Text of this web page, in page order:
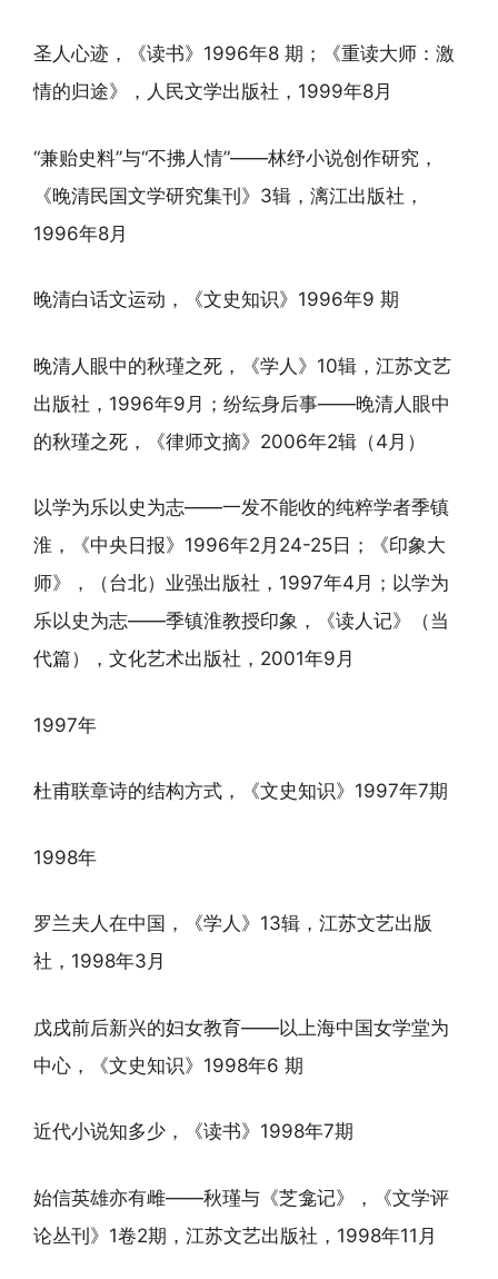
圣人心迹，《读书》1996年8 期；《重读大师：激
情的归途》，人民文学出版社，1999年8月
“兼贻史料”与“不拂人情”——林纾小说创作研究，
《晚清民国文学研究集刊》3辑，漓江出版社，
1996年8月
晚清白话文运动，《文史知识》1996年9 期
晚清人眼中的秋瑾之死，《学人》10辑，江苏文艺
出版社，1996年9月；纷纭身后事——晚清人眼中
的秋瑾之死，《律师文摘》2006年2辑（4月）
以学为乐以史为志——一发不能收的纯粹学者季镇
淮，《中央日报》1996年2月24-25日；《印象大
师》，（台北）业强出版社，1997年4月；以学为
乐以史为志——季镇淮教授印象，《读人记》（当
代篇），文化艺术出版社，2001年9月
1997年
杜甫联章诗的结构方式，《文史知识》1997年7期
1998年
罗兰夫人在中国，《学人》13辑，江苏文艺出版
社，1998年3月
戊戌前后新兴的妇女教育——以上海中国女学堂为
中心，《文史知识》1998年6 期
近代小说知多少，《读书》1998年7期
始信英雄亦有雌——秋瑾与《芝龛记》，《文学评
论丛刊》1卷2期，江苏文艺出版社，1998年11月